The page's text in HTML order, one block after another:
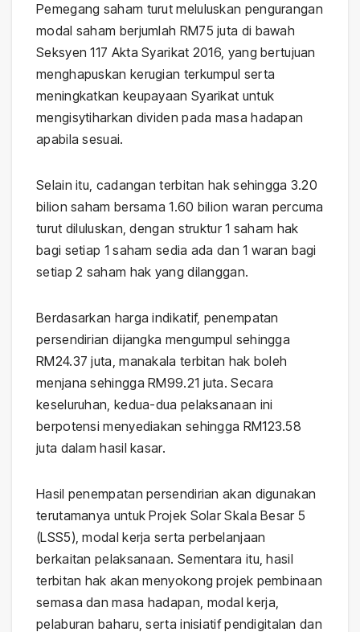
Pemegang saham turut meluluskan pengurangan
modal saham berjumlah RM75 juta di bawah
Seksyen 117 Akta Syarikat 2016, yang bertujuan
menghapuskan kerugian terkumpul serta
meningkatkan keupayaan Syarikat untuk
mengisytiharkan dividen pada masa hadapan
apabila sesuai.
Selain itu, cadangan terbitan hak sehingga 3.20
bilion saham bersama 1.60 bilion waran percuma
turut diluluskan, dengan struktur 1 saham hak
bagi setiap 1 saham sedia ada dan 1 waran bagi
setiap 2 saham hak yang dilanggan.
Berdasarkan harga indikatif, penempatan
persendirian dijangka mengumpul sehingga
RM24.37 juta, manakala terbitan hak boleh
menjana sehingga RM99.21 juta. Secara
keseluruhan, kedua-dua pelaksanaan ini
berpotensi menyediakan sehingga RM123.58
juta dalam hasil kasar.
Hasil penempatan persendirian akan digunakan
terutamanya untuk Projek Solar Skala Besar 5
(LSS5), modal kerja serta perbelanjaan
berkaitan pelaksanaan. Sementara itu, hasil
terbitan hak akan menyokong projek pembinaan
semasa dan masa hadapan, modal kerja,
pelaburan baharu, serta inisiatif pendigitalan dan